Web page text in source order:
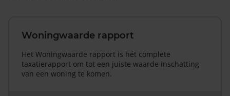
Woningwaarde rapport
Het Woningwaarde rapport is hét complete
taxatierapport om tot een juiste waarde inschatting
van een woning te komen.